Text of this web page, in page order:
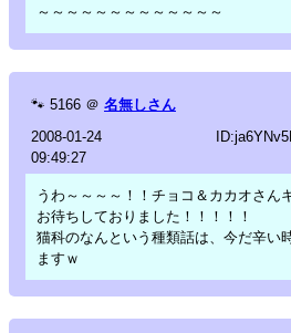
～～～～～～～～～～～～～
🐾 5166 ＠ 名無しさん
2008-01-24
09:49:27
うわ～～～～！！チョコ＆カカオさん
お待ちしておりました！！！！！
猫科のなんという種類話は、今だ辛い
ますｗ